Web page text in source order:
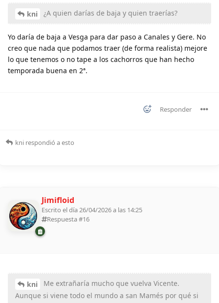
kni ¿A quien darías de baja y quien traerías?
Yo daría de baja a Vesga para dar paso a Canales y Gere. No
creo que nada que podamos traer (de forma realista) mejore
lo que tenemos o no tape a los cachorros que han hecho
temporada buena en 2ª.
Responder
kni respondió a esto
Jimifloid
Escrito el día 26/04/2026 a las 14:25
Respuesta #16
kni
Me extrañaría mucho que vuelva Vicente.
Aunque si viene todo el mundo a san Mamés por qué si